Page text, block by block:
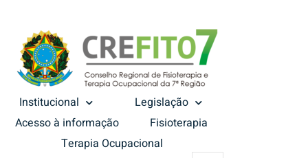
Institucional
Legislação
Acesso à informação
Fisioterapia
Terapia Ocupacional